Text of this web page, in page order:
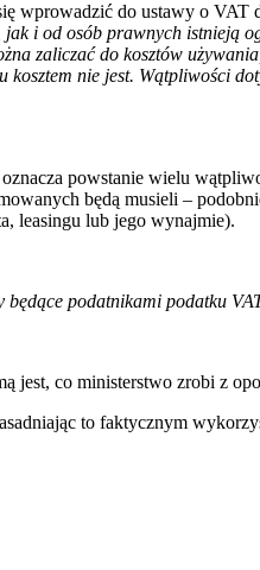
wprowadzić do ustawy o
i od osób prawnych istnieją
zaliczać do kosztów
nie jest. Wątpliwości
powstanie wielu
będą musieli –
leasingu lub jego wynajmie).
podatnikami podatku
jest, co ministerstwo zrobi z
to faktycznym